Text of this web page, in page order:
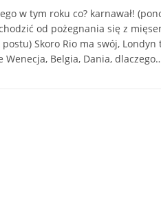
w tym roku co? karnawał!
od pożegnania się z
Skoro Rio ma swój, Londyn
Wenecja, Belgia, Dania,